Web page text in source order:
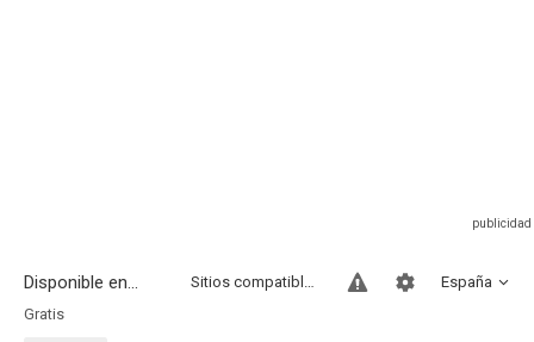
Disponible en... España
Sitios compatibles
Gratis